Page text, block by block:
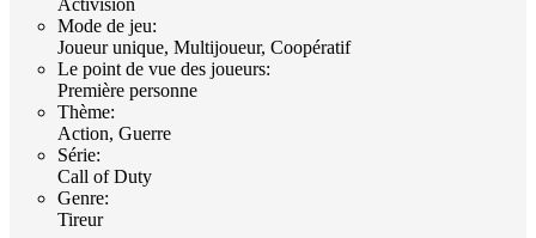
Mode de jeu:
Joueur unique, Multijoueur, Coopératif
Le point de vue des joueurs:
Première personne
Thème:
Action, Guerre
Série:
Call of Duty
Genre:
Tireur